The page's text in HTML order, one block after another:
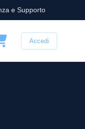
e Supporto
Accedi